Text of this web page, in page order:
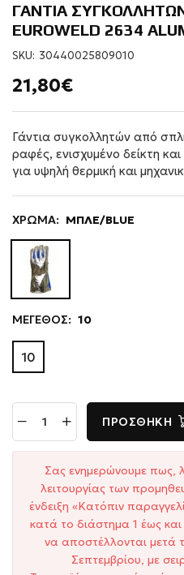
ΓΑΝΤΙΑ ΣΥΓΚΟΛΛΗΤΩΝ
EUROWELD 2634
SKU: 30440025809010
21,80€
Γάντια συγκολλητών από
ραφές, ενισχυμένο δείκτη
για υψηλή θερμική και
ΧΡΩΜΑ: ΜΠΛΕ/BLUE
ΜΕΓΕΘΟΣ: 10
10
ΠΡΟΣΘΉΚΗ
Σας ενημερώνουμε πως,
λειτουργίας των
ένδειξη «Κατόπιν
κατά το διάστημα 1 έως
να αποστέλλονται μετά
Σεπτεμβρίου, με